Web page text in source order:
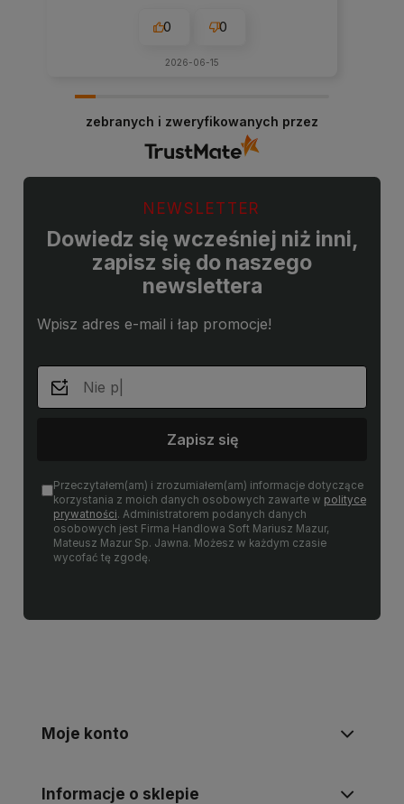
0 0
2026-06-15
zebranych i zweryfikowanych przez
NEWSLETTER
Dowiedz się wcześniej niż inni,
zapisz się do naszego
newslettera
Wpisz adres e-mail i łap promocje!
Zapisz się
Przeczytałem(am) i zrozumiałem(am) informacje dotyczące
korzystania z moich danych osobowych zawarte w polityce
prywatności. Administratorem podanych danych
osobowych jest Firma Handlowa Soft Mariusz Mazur,
Mateusz Mazur Sp. Jawna. Możesz w każdym czasie
wycofać tę zgodę.
Moje konto
Informacje o sklepie